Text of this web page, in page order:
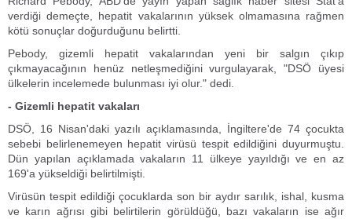
verdiği demeçte, hepatit vakalarının yüksek olmamasına rağmen
kötü sonuçlar doğurduğunu belirtti.
Pebody, gizemli hepatit vakalarından yeni bir salgın çıkıp
çıkmayacağının henüz netleşmediğini vurgulayarak, "DSÖ üyesi
ülkelerin incelemede bulunması iyi olur." dedi.
- Gizemli hepatit vakaları
DSÖ, 16 Nisan'daki yazılı açıklamasında, İngiltere'de 74 çocukta
sebebi belirlenemeyen hepatit virüsü tespit edildiğini duyurmuştu.
Dün yapılan açıklamada vakaların 11 ülkeye yayıldığı ve en az
169'a yükseldiği belirtilmişti.
Virüsün tespit edildiği çocuklarda son bir aydır sarılık, ishal, kusma
ve karın ağrısı gibi belirtilerin görüldüğü, bazı vakaların ise ağır